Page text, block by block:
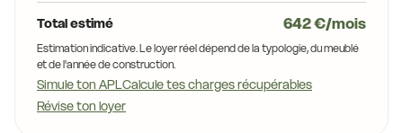
Total estimé 642 €/mois
Estimation indicative. Le loyer réel dépend de la typologie, du meublé
et de l'année de construction.
Simule ton APLCalcule tes charges récupérables
Révise ton loyer